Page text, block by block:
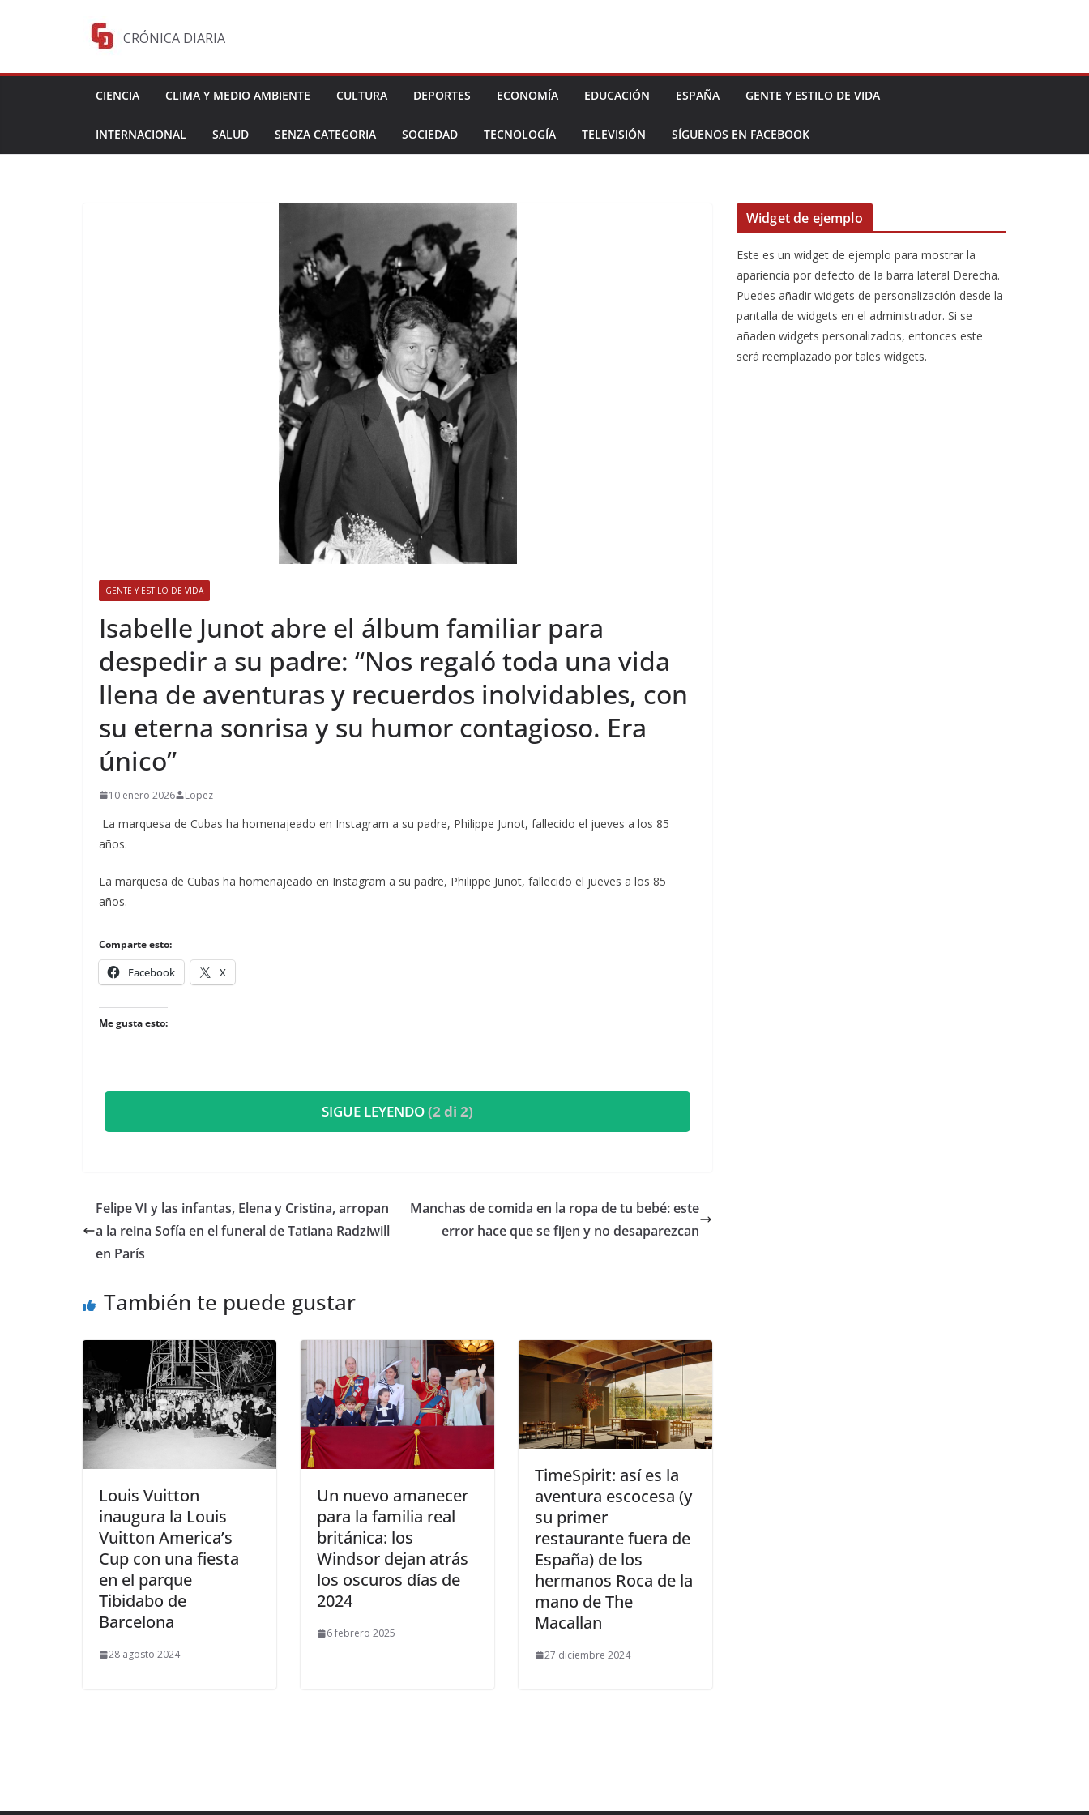
CRÓNICA DIARIA
CIENCIA CLIMA Y MEDIO AMBIENTE CULTURA DEPORTES ECONOMÍA EDUCACIÓN ESPAÑA GENTE Y ESTILO DE VIDA
INTERNACIONAL SALUD SENZA CATEGORIA SOCIEDAD TECNOLOGÍA TELEVISIÓN SÍGUENOS EN FACEBOOK
GENTE Y ESTILO DE VIDA
​Isabelle Junot abre el álbum familiar para
despedir a su padre: “Nos regaló toda una vida
llena de aventuras y recuerdos inolvidables, con
su eterna sonrisa y su humor contagioso. Era
único”
10 enero 2026 Lopez
La marquesa de Cubas ha homenajeado en Instagram a su padre, Philippe Junot, fallecido el jueves a los 85
años.
​La marquesa de Cubas ha homenajeado en Instagram a su padre, Philippe Junot, fallecido el jueves a los 85
años.
Comparte esto:
Facebook X
Me gusta esto:
SIGUE LEYENDO(2 di 2)
​Felipe VI y las infantas, Elena y Cristina, arropan
a la reina Sofía en el funeral de Tatiana Radziwill
en París
Manchas de comida en la ropa de tu bebé: este
error hace que se fijen y no desaparezcan
También te puede gustar
​Louis Vuitton
inaugura la Louis
Vuitton America’s
Cup con una fiesta
en el parque
Tibidabo de
Barcelona
28 agosto 2024
​Un nuevo amanecer
para la familia real
británica: los
Windsor dejan atrás
los oscuros días de
2024
6 febrero 2025
​TimeSpirit: así es la
aventura escocesa (y
su primer
restaurante fuera de
España) de los
hermanos Roca de la
mano de The
Macallan
27 diciembre 2024
Widget de ejemplo
Este es un widget de ejemplo para mostrar la
apariencia por defecto de la barra lateral Derecha.
Puedes añadir widgets de personalización desde la
pantalla de widgets en el administrador. Si se
añaden widgets personalizados, entonces este
será reemplazado por tales widgets.